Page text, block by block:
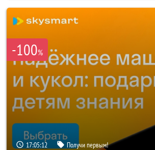
-100%
17:05:10 Получи первым!